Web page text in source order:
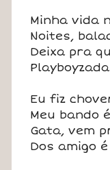
Minha vida
Noites,
Deixa pra
Eu fiz
Meu bando
Gata, vem
Dos amigo